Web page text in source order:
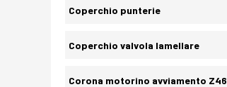
Coperchio punterie
Coperchio valvola lamellare
Corona motorino avviamento Z46